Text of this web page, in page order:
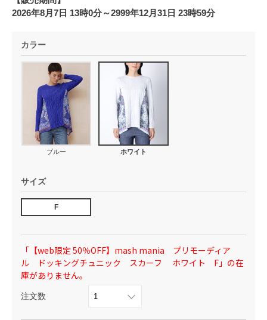
2026年8月7日 13時0分～2999年12月31日 23時59分
カラー
ブルー ホワイト
サイズ
F
「【web限定 50％OFF】mash mania プリモーディア
ル ドッキングチュニック スカーフ ホワイト F」の在
庫がありません。
注文数